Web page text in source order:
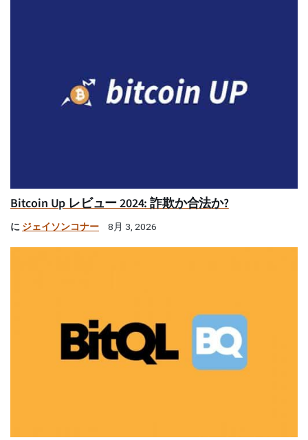
Bitcoin Up レビュー 2024: 詐欺か合法か?
に ジェイソンコナー 8月 3, 2026